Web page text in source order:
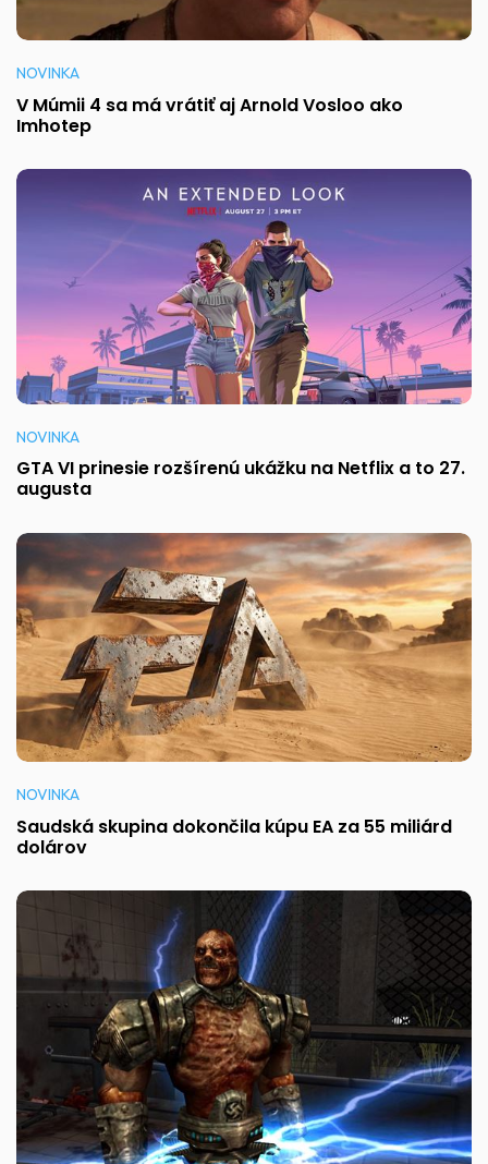
NOVINKA
V Múmii 4 sa má vrátiť aj Arnold Vosloo ako
Imhotep
NOVINKA
GTA VI prinesie rozšírenú ukážku na Netflix a to 27.
augusta
NOVINKA
Saudská skupina dokončila kúpu EA za 55 miliárd
dolárov